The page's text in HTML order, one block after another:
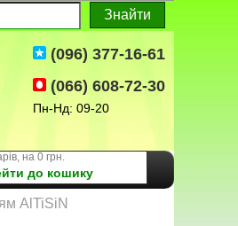
(096) 377-16-61
(066) 608-72-30
Пн-Нд: 09-20
на 0 грн.
до кошику
AlTiSiN